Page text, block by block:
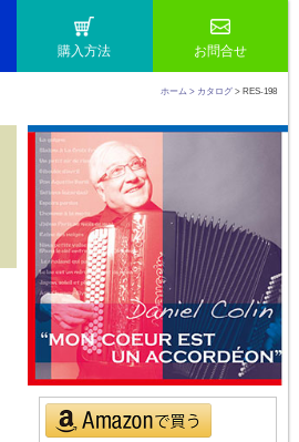
購入方法 お問合せ
ホーム > カタログ > RES-198